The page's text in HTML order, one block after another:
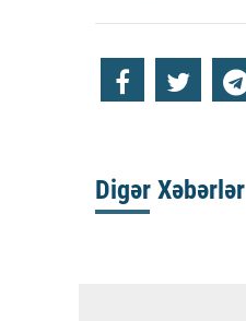
Digər Xəbərlər